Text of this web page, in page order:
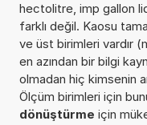
hectolitre, imp gallon
farklı değil. Kaosu
ve üst birimleri vardır
en azından bir bilgi
olmadan hiç kimsenin
Ölçüm birimleri için
dönüştürme için